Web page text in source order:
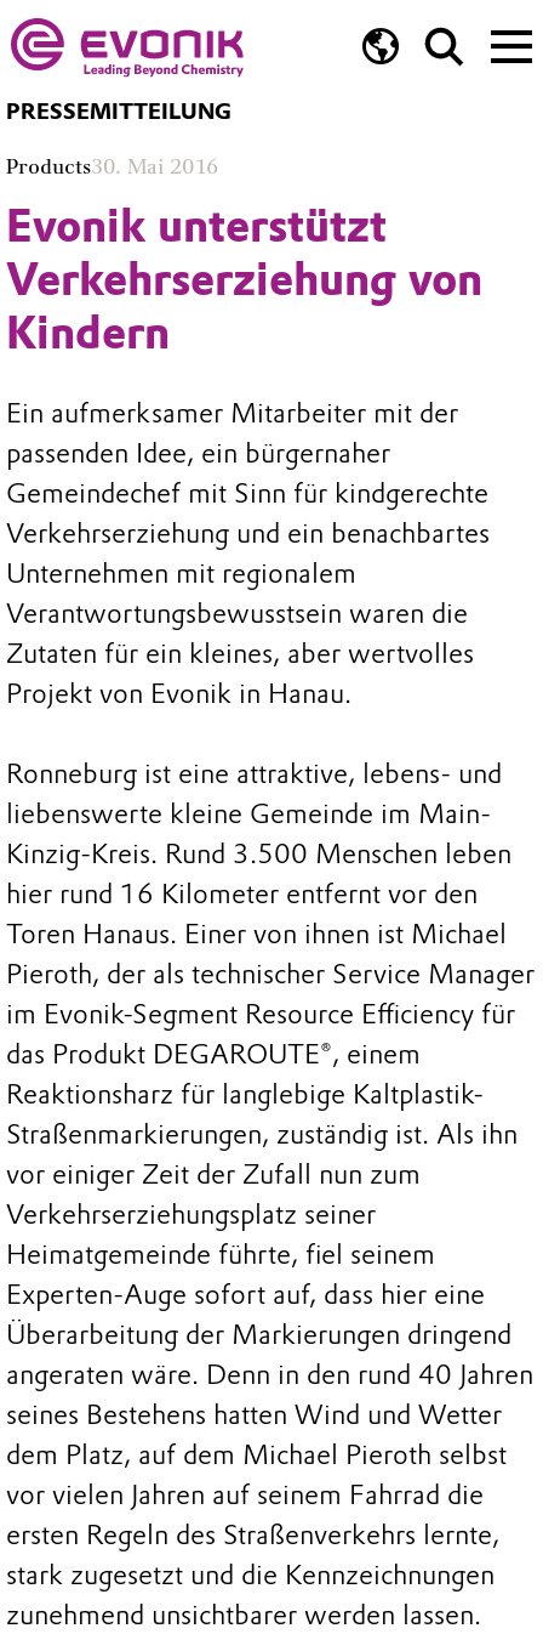
PRESSEMITTEILUNG
Products30. Mai 2016
Evonik unterstützt
Verkehrserziehung von
Kindern
Ein aufmerksamer Mitarbeiter mit der
passenden Idee, ein bürgernaher
Gemeindechef mit Sinn für kindgerechte
Verkehrserziehung und ein benachbartes
Unternehmen mit regionalem
Verantwortungsbewusstsein waren die
Zutaten für ein kleines, aber wertvolles
Projekt von Evonik in Hanau.
Ronneburg ist eine attraktive, lebens- und
liebenswerte kleine Gemeinde im Main-
Kinzig-Kreis. Rund 3.500 Menschen leben
hier rund 16 Kilometer entfernt vor den
Toren Hanaus. Einer von ihnen ist Michael
Pieroth, der als technischer Service Manager
im Evonik-Segment Resource Efficiency für
das Produkt DEGAROUTE®, einem
Reaktionsharz für langlebige Kaltplastik-
Straßenmarkierungen, zuständig ist. Als ihn
vor einiger Zeit der Zufall nun zum
Verkehrserziehungsplatz seiner
Heimatgemeinde führte, fiel seinem
Experten-Auge sofort auf, dass hier eine
Überarbeitung der Markierungen dringend
angeraten wäre. Denn in den rund 40 Jahren
seines Bestehens hatten Wind und Wetter
dem Platz, auf dem Michael Pieroth selbst
vor vielen Jahren auf seinem Fahrrad die
ersten Regeln des Straßenverkehrs lernte,
stark zugesetzt und die Kennzeichnungen
zunehmend unsichtbarer werden lassen.